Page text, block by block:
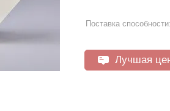
Поставка способности:
Лучшая